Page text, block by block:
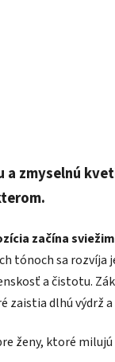
a zmyselnú
začína
tónoch sa rozvíja
a čistotu.
zaistia dlhú výdrž
ženy, ktoré